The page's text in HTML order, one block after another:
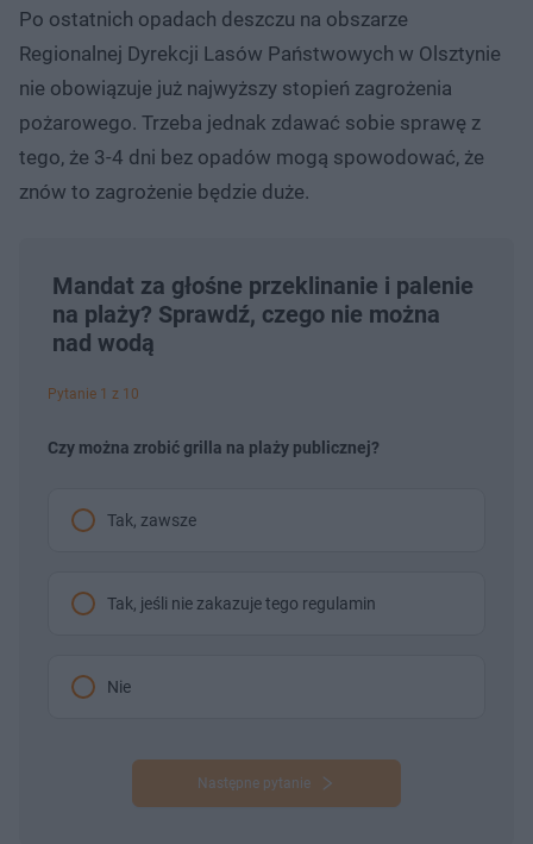
Po ostatnich opadach deszczu na obszarze
Regionalnej Dyrekcji Lasów Państwowych w Olsztynie
nie obowiązuje już najwyższy stopień zagrożenia
pożarowego. Trzeba jednak zdawać sobie sprawę z
tego, że 3-4 dni bez opadów mogą spowodować, że
znów to zagrożenie będzie duże.
Mandat za głośne przeklinanie i palenie
na plaży? Sprawdź, czego nie można
nad wodą
Pytanie 1 z 10
Czy można zrobić grilla na plaży publicznej?
Tak, zawsze
Tak, jeśli nie zakazuje tego regulamin
Nie
Następne pytanie